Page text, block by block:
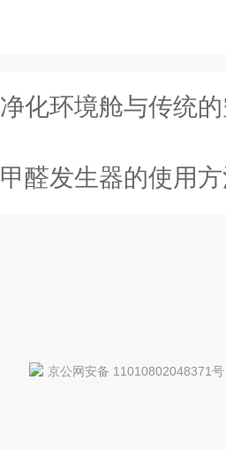
净化环境舱与传统的空气
甲醛发生器的使用
京公网安备 11010802048371号